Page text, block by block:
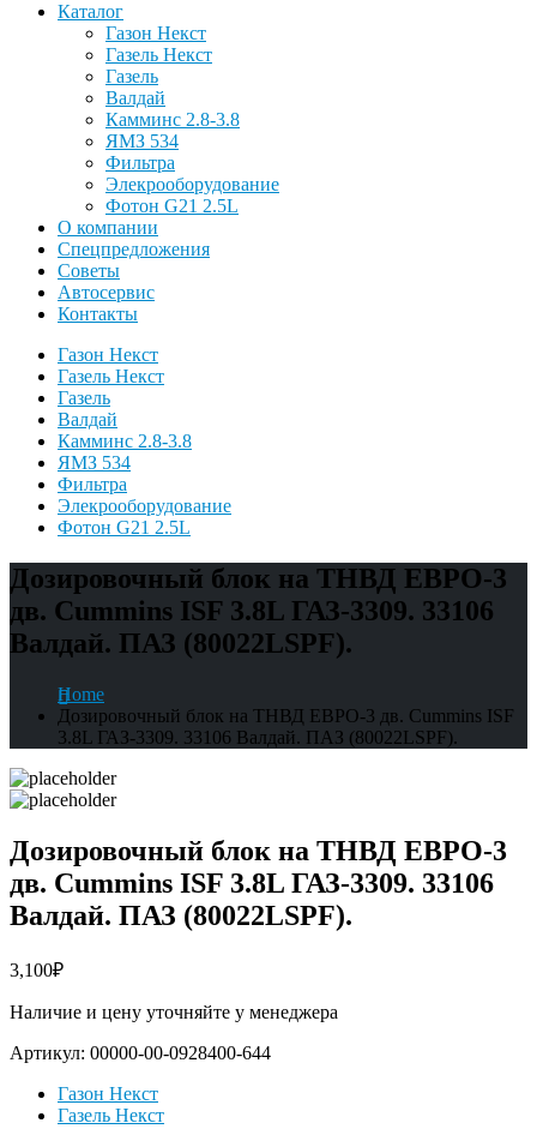
Каталог
Газон Некст
Газель Некст
Газель
Валдай
Камминс 2.8-3.8
ЯМЗ 534
Фильтра
Элекрооборудование
Фотон G21 2.5L
О компании
Спецпредложения
Советы
Автосервис
Контакты
Газон Некст
Газель Некст
Газель
Валдай
Камминс 2.8-3.8
ЯМЗ 534
Фильтра
Элекрооборудование
Фотон G21 2.5L
Дозировочный блок на ТНВД ЕВРО-3
дв. Cummins ISF 3.8L ГАЗ-3309. 33106
Валдай. ПАЗ (80022LSPF).
Home
Дозировочный блок на ТНВД ЕВРО-3 дв. Cummins ISF
3.8L ГАЗ-3309. 33106 Валдай. ПАЗ (80022LSPF).
Дозировочный блок на ТНВД ЕВРО-3
дв. Cummins ISF 3.8L ГАЗ-3309. 33106
Валдай. ПАЗ (80022LSPF).
3,100₽
Наличие и цену уточняйте у менеджера
Артикул: 00000-00-0928400-644
Газон Некст
Газель Некст